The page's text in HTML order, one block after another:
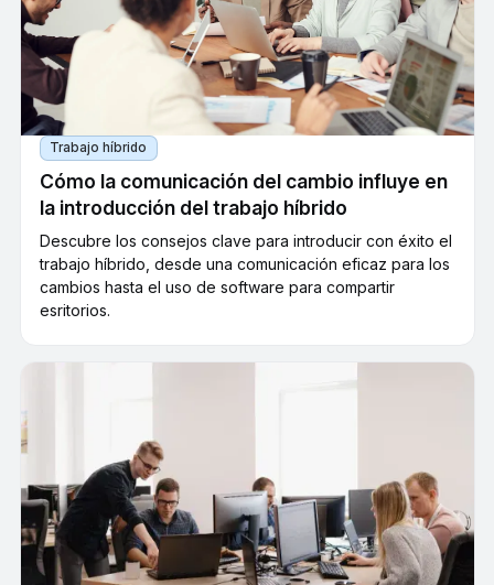
Trabajo híbrido
Cómo la comunicación del cambio influye en
la introducción del trabajo híbrido
Descubre los consejos clave para introducir con éxito el
trabajo híbrido, desde una comunicación eficaz para los
cambios hasta el uso de software para compartir
esritorios.